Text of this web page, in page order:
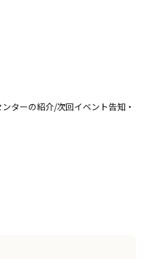
ターの紹介/次回イベント告知・